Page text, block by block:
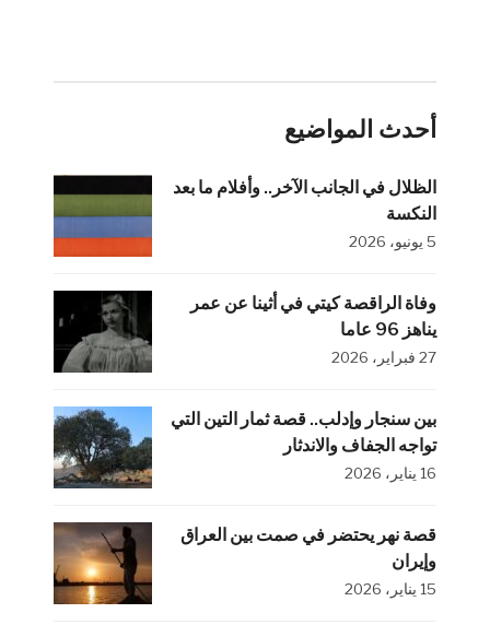
أحدث المواضيع
الظلال في الجانب الآخر.. وأفلام ما بعد
النكسة
5 يونيو، 2026
وفاة الراقصة كيتي في أثينا عن عمر
يناهز 96 عاما
27 فبراير، 2026
بين سنجار وإدلب.. قصة ثمار التين التي
تواجه الجفاف والاندثار
16 يناير، 2026
قصة نهر يحتضر في صمت بين العراق
وإيران
15 يناير، 2026